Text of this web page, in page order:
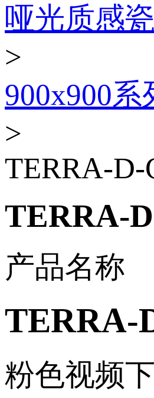
哑光质感
>
900x900系
>
TERRA-D-
TERRA-
产品名称
TERRA-
粉色视频